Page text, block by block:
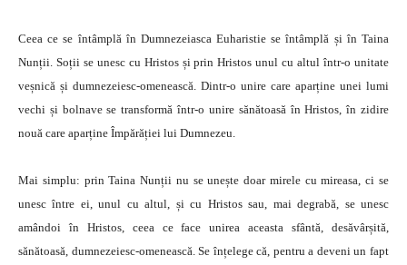
Ceea ce se întâmplă în Dumnezeiasca Euharistie se întâmplă și în Taina
Nunții. Soții se unesc cu Hristos și prin Hristos unul cu altul într-o unitate
veșnică și dumnezeiesc-omenească. Dintr-o unire care aparține unei lumi
vechi și bolnave se transformă într-o unire sănătoasă în Hristos, în zidire
nouă care aparține Împărăției lui Dumnezeu.
Mai simplu: prin Taina Nunții nu se unește doar mirele cu mireasa, ci se
unesc între ei, unul cu altul, și cu Hristos sau, mai degrabă, se unesc
amândoi în Hristos, ceea ce face unirea aceasta sfântă, desăvârșită,
sănătoasă, dumnezeiesc-omenească. Se înțelege că, pentru a deveni un fapt